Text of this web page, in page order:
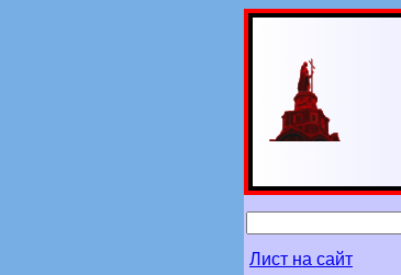
Лист на сайт